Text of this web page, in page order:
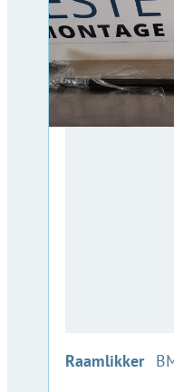
Raamlikker :